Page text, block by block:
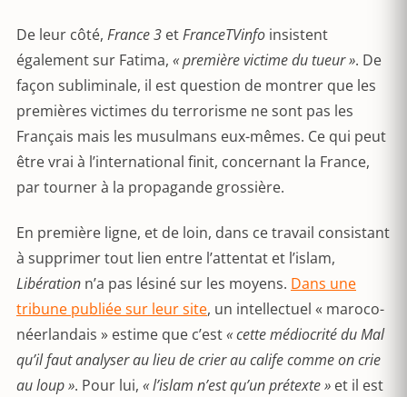
De leur côté, France 3 etFranceTVinfo insistent
également sur Fatima, « première victime du tueur ». De
façon subliminale, il est question de montrer que les
premières victimes du terrorisme ne sont pas les
Français mais les musulmans eux-mêmes. Ce qui peut
être vrai à l’international finit, concernant la France,
par tourner à la propagande grossière.
En première ligne, et de loin, dans ce travail consistant
à supprimer tout lien entre l’attentat et l’islam,
Libération n’a pas lésiné sur les moyens. Dans une
tribune publiée sur leur site, un intellectuel « maroco-
néerlandais » estime que c’est« cette médiocrité du Mal
qu’il faut analyser au lieu de crier au calife comme on crie
au loup ». Pour lui, « l’islam n’est qu’un prétexte » et il est